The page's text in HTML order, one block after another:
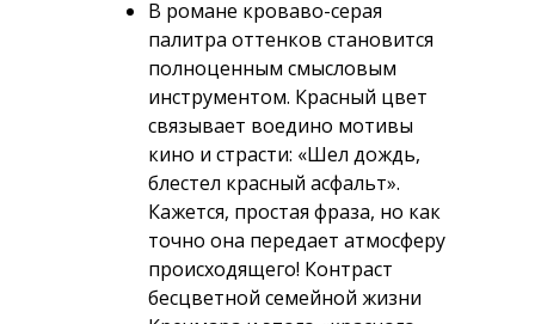
В романе кроваво-серая
палитра оттенков становится
полноценным смысловым
инструментом. Красный цвет
связывает воедино мотивы
кино и страсти: «Шел дождь,
блестел красный асфальт».
Кажется, простая фраза, но как
точно она передает атмосферу
происходящего! Контраст
бесцветной семейной жизни